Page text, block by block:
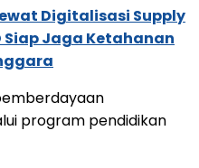
Digitalisasi Supply
Siap Jaga Ketahanan
program pendidikan